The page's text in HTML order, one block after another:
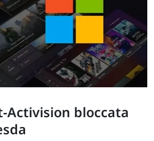
Activision bloccata